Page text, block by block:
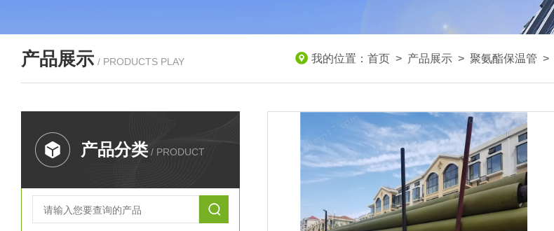
产品展示 / PRODUCTS PLAY 我的位置： 首页 > 产品展示 > 聚氨酯保温管 >
产品分类 / PRODUCT